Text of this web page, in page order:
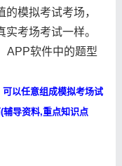
模拟考试考场，
考场考试一样。
APP软件中的题型
以任意组成模拟考场试
辅导资料,重点知识点